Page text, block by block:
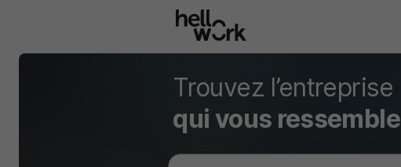
Trouvez l’entreprise
qui vous ressemble
Effectuer une recherche d'entreprise par localité